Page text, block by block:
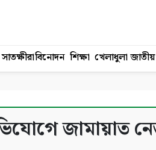
সাতক্ষীরাবিনোদন শিক্ষা খেলাধুলা জাতীয়
জামায়াত